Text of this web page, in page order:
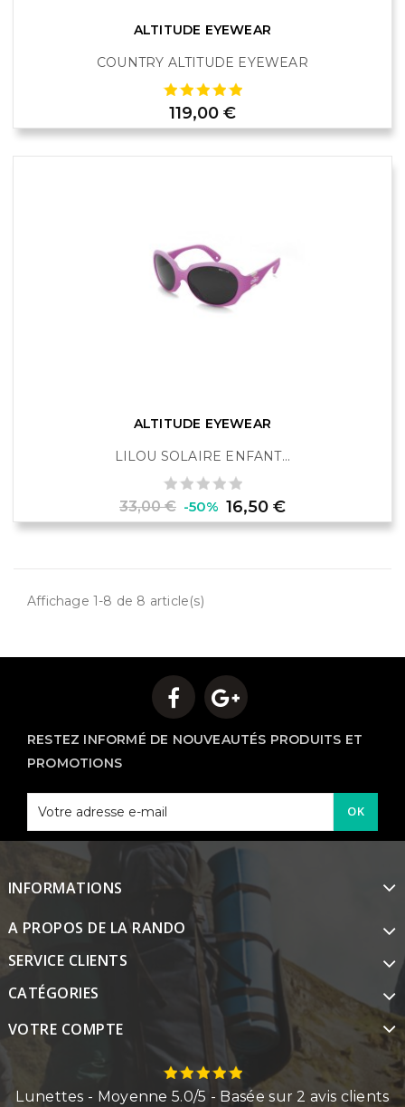
ALTITUDE EYEWEAR
COUNTRY ALTITUDE EYEWEAR
Prix
119,00 €
ALTITUDE EYEWEAR
LILOU SOLAIRE ENFANT...
Prix
de
33,00 € -50% Prix
16,50 €
Affichage 1-8 de 8 article(s)
RESTEZ INFORMÉ DE NOUVEAUTÉS PRODUITS ET
PROMOTIONS
OK
INFORMATIONS
A PROPOS DE LA RANDO
SERVICE CLIENTS
CATÉGORIES
VOTRE COMPTE
Lunettes - Moyenne5.0/5 - Basée sur 2 avis clients